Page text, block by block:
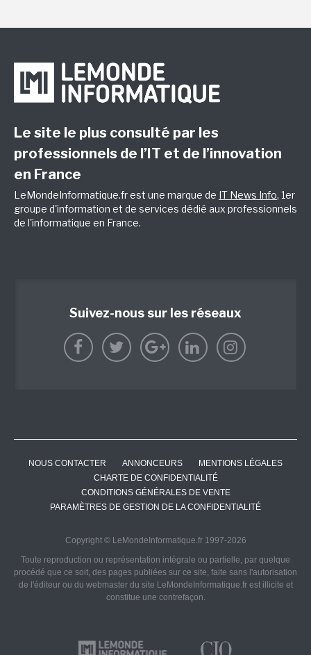
Le site le plus consulté par les
professionnels de l’IT et de l’innovation
en France
LeMondeInformatique.fr est une marque de IT News Info, 1er
groupe d'information et de services dédié aux professionnels
de l'informatique en France.
Suivez-nous sur les réseaux
NOUS CONTACTER ANNONCEURS
MENTIONS LÉGALES
CHARTE DE CONFIDENTIALITÉ
CONDITIONS GÉNÉRALES DE VENTE
PARAMÈTRES DE GESTION DE LA CONFIDENTIALITÉ
Copyright © LeMondeInformatique.fr 1997-2026
Toute reproduction ou représentation intégrale ou partielle, par quelque
procédé que ce soit, des pages publiées sur ce site, faite sans l'autorisation
de l'éditeur ou du webmaster du site LeMondeInformatique.fr est illicite et
constitue une contrefaçon.